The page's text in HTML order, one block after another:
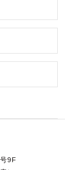
9F